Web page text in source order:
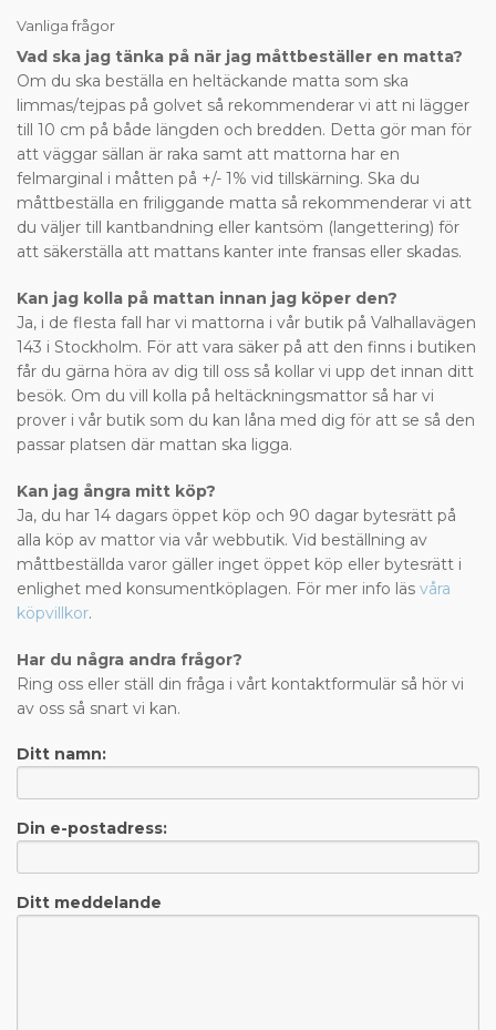
Vanliga frågor
Vad ska jag tänka på när jag måttbeställer en matta?
Om du ska beställa en heltäckande matta som ska
limmas/tejpas på golvet så rekommenderar vi att ni lägger
till 10 cm på både längden och bredden. Detta gör man för
att väggar sällan är raka samt att mattorna har en
felmarginal i måtten på +/- 1% vid tillskärning. Ska du
måttbeställa en friliggande matta så rekommenderar vi att
du väljer till kantbandning eller kantsöm (langettering) för
att säkerställa att mattans kanter inte fransas eller skadas.
Kan jag kolla på mattan innan jag köper den?
Ja, i de flesta fall har vi mattorna i vår butik på Valhallavägen
143 i Stockholm. För att vara säker på att den finns i butiken
får du gärna höra av dig till oss så kollar vi upp det innan ditt
besök. Om du vill kolla på heltäckningsmattor så har vi
prover i vår butik som du kan låna med dig för att se så den
passar platsen där mattan ska ligga.
Kan jag ångra mitt köp?
Ja, du har 14 dagars öppet köp och 90 dagar bytesrätt på
alla köp av mattor via vår webbutik. Vid beställning av
måttbeställda varor gäller inget öppet köp eller bytesrätt i
enlighet med konsumentköplagen. För mer info läs våra
köpvillkor.
Har du några andra frågor?
Ring oss eller ställ din fråga i vårt kontaktformulär så hör vi
av oss så snart vi kan.
Ditt namn:
Din e-postadress:
Ditt meddelande